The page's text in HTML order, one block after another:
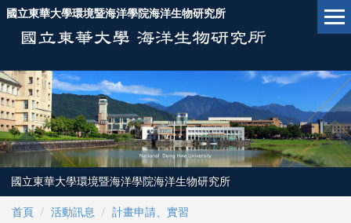
跳
內
容
區
國立東華大學環境暨海洋學院海洋生物研究所
國立東華大學環境暨海洋學院海洋生物研究所
首頁 活動訊息 計畫申請、實習